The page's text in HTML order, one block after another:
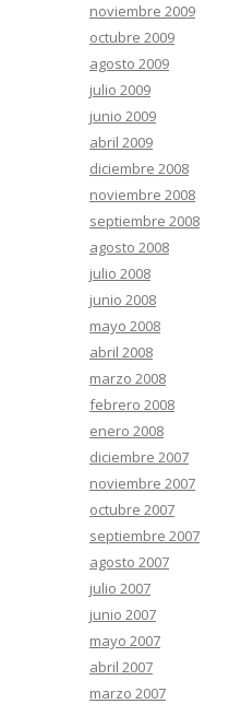
noviembre 2009
octubre 2009
agosto 2009
julio 2009
junio 2009
abril 2009
diciembre 2008
noviembre 2008
septiembre 2008
agosto 2008
julio 2008
junio 2008
mayo 2008
abril 2008
marzo 2008
febrero 2008
enero 2008
diciembre 2007
noviembre 2007
octubre 2007
septiembre 2007
agosto 2007
julio 2007
junio 2007
mayo 2007
abril 2007
marzo 2007